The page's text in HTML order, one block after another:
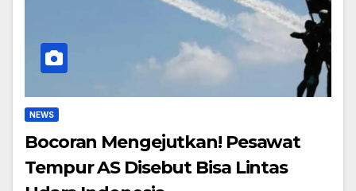
NEWS
Bocoran Mengejutkan! Pesawat
Tempur AS Disebut Bisa Lintas